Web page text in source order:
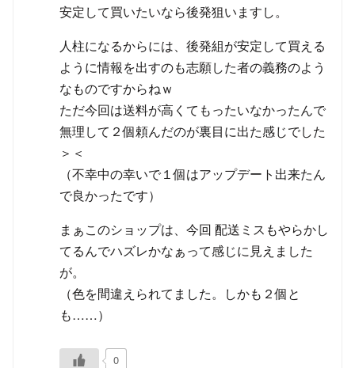
安定して買いたいなら後発狙いますし。
人柱になるからには、後発組が安定して買える
ように情報を出すのも志願した者の義務のよう
なものですからねｗ
ただ今回は送料が高くてもったいなかったんで
無理して２個頼んだのが裏目に出た感じでした
＞＜
（不幸中の幸いで１個はアップデート出来たん
で良かったです）
まぁこのショップは、今回 配送ミスもやらかし
てるんでハズレかなぁって感じに見えました
が。
（色を間違えられてました。しかも２個と
も……）
0